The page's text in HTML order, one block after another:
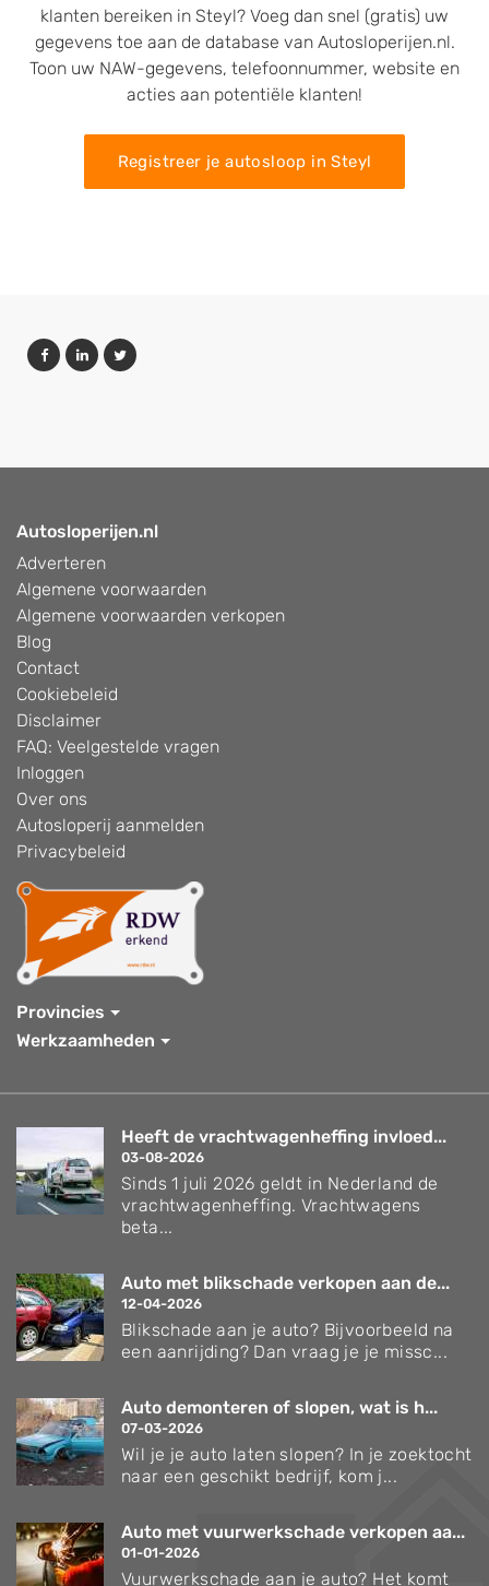
klanten bereiken in Steyl? Voeg dan snel (gratis) uw
gegevens toe aan de database van Autosloperijen.nl.
Toon uw NAW-gegevens, telefoonnummer, website en
acties aan potentiële klanten!
Registreer je autosloop in Steyl
Autosloperijen.nl
Adverteren
Algemene voorwaarden
Algemene voorwaarden verkopen
Blog
Contact
Cookiebeleid
Disclaimer
FAQ: Veelgestelde vragen
Inloggen
Over ons
Autosloperij aanmelden
Privacybeleid
Provincies
Werkzaamheden
Heeft de vrachtwagenheffing invloed...
03-08-2026
Sinds 1 juli 2026 geldt in Nederland de
vrachtwagenheffing. Vrachtwagens
beta...
Auto met blikschade verkopen aan de...
12-04-2026
Blikschade aan je auto? Bijvoorbeeld na
een aanrijding? Dan vraag je je missc...
Auto demonteren of slopen, wat is h...
07-03-2026
Wil je je auto laten slopen? In je zoektocht
naar een geschikt bedrijf, kom j...
Auto met vuurwerkschade verkopen aa...
01-01-2026
Vuurwerkschade aan je auto? Het komt